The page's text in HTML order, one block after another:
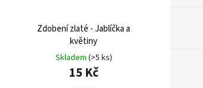
Zdobení zlaté - Jablíčka a
květiny
Skladem (>5 ks)
15 Kč